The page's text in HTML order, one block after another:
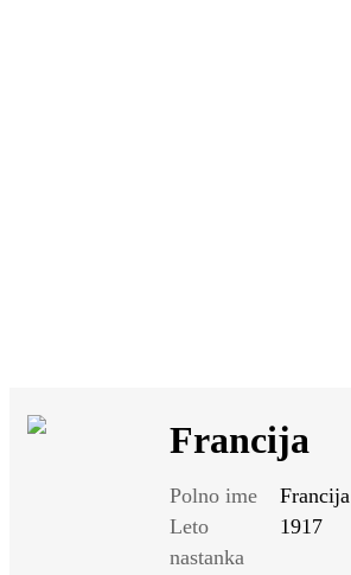
Francija
Polno ime
Francija
Leto
nastanka
1917